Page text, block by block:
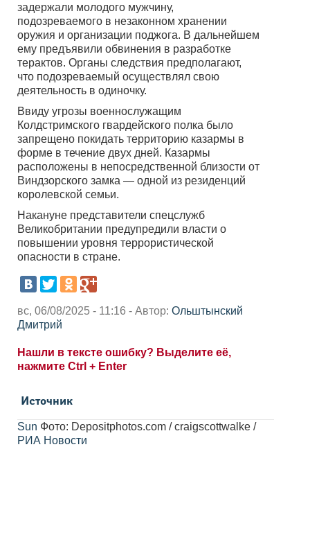
задержали молодого мужчину,
подозреваемого в незаконном хранении
оружия и организации поджога. В дальнейшем
ему предъявили обвинения в разработке
терактов. Органы следствия предполагают,
что подозреваемый осуществлял свою
деятельность в одиночку.
Ввиду угрозы военнослужащим
Колдстримского гвардейского полка было
запрещено покидать территорию казармы в
форме в течение двух дней. Казармы
расположены в непосредственной близости от
Виндзорского замка — одной из резиденций
королевской семьи.
Накануне представители спецслужб
Великобритании предупредили власти о
повышении уровня террористической
опасности в стране.
вс, 06/08/2025 - 11:16 - Автор: Ольштынский
Дмитрий
Нашли в тексте ошибку? Выделите её,
нажмите Ctrl + Enter
Источник
Sun Фото: Depositphotos.com / craigscottwalke /
РИА Новости